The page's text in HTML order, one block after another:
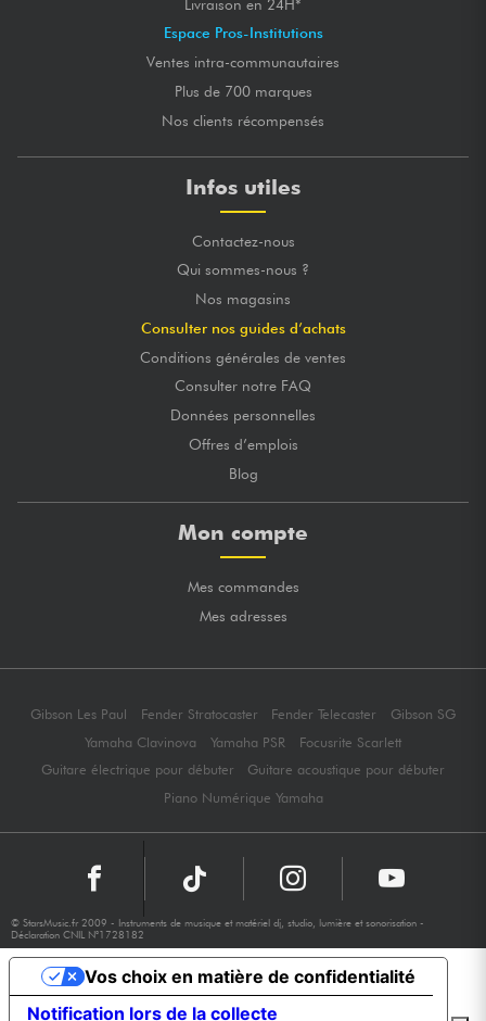
Livraison en 24H*
Espace Pros-Institutions
Ventes intra-communautaires
Plus de 700 marques
Nos clients récompensés
Infos utiles
Contactez-nous
Qui sommes-nous ?
Nos magasins
Consulter nos guides d’achats
Conditions générales de ventes
Consulter notre FAQ
Données personnelles
Offres d’emplois
Blog
Mon compte
Mes commandes
Mes adresses
Gibson Les Paul Fender Stratocaster Fender Telecaster
Gibson SG
Yamaha Clavinova
Yamaha PSR
Focusrite Scarlett
Guitare électrique pour débuter
Guitare acoustique pour débuter
Piano Numérique Yamaha
© StarsMusic.fr 2009 - Instruments de musique et matériel dj, studio, lumière et sonorisation -
Déclaration CNIL N°1728182
Notification lors de la collecte
Vos choix en matière de confidentialité